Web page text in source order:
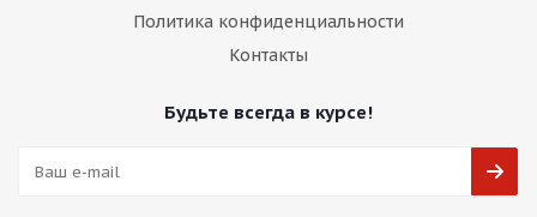
Политика конфиденциальности
Контакты
Будьте всегда в курсе!